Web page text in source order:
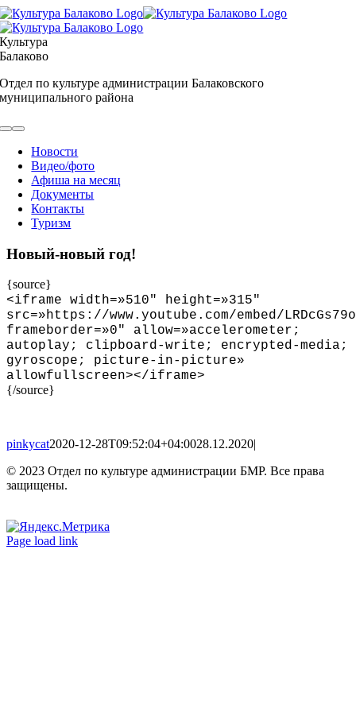
Skip
to
content
Культура
Балаково
Отдел по культуре администрации Балаковского
муниципального района
Toggle
NavigationНовости
Видео/фото
Афиша на месяц
Документы
Контакты
Туризм
Новый-новый год!
{source}
<iframe width=»510″ height=»315″
src=»https://www.youtube.com/embed/
frameborder=»0″ allow=»accelerometer;
autoplay; clipboard-write; encrypted-media;
gyroscope; picture-in-picture»
allowfullscreen></iframe>
{/source}
pinkycat2020-12-28T09:52:04+04:0028.12.2020|
© 2023 Отдел по культуре администрации БМР. Все права
защищены.
Вконтакте
Одноклассники
Page load link